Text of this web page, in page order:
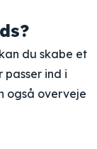
du skabe et
ind i
også overveje